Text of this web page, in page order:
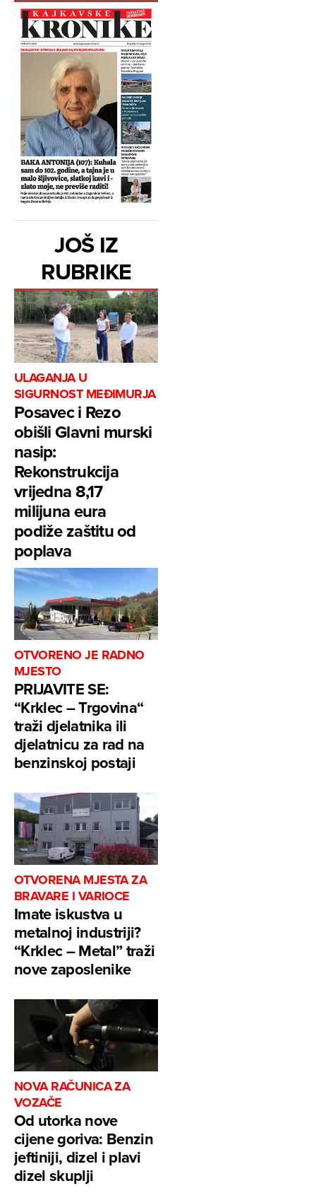
JOŠ IZ
RUBRIKE
ULAGANJA U
SIGURNOST MEĐIMURJA
Posavec i Rezo
obišli Glavni murski
nasip:
Rekonstrukcija
vrijedna 8,17
milijuna eura
podiže zaštitu od
poplava
OTVORENO JE RADNO
MJESTO
PRIJAVITE SE:
“Krklec – Trgovina“
traži djelatnika ili
djelatnicu za rad na
benzinskoj postaji
OTVORENA MJESTA ZA
BRAVARE I VARIOCE
Imate iskustva u
metalnoj industriji?
“Krklec – Metal” traži
nove zaposlenike
NOVA RAČUNICA ZA
VOZAČE
Od utorka nove
cijene goriva: Benzin
jeftiniji, dizel i plavi
dizel skuplji